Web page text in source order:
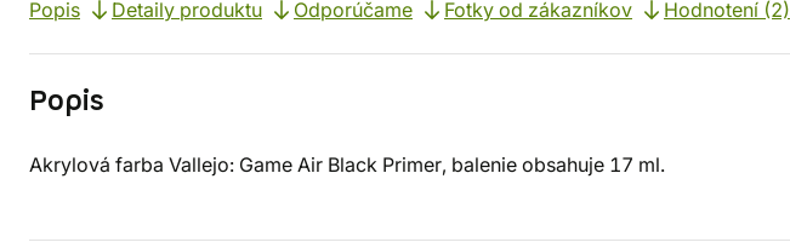
Popis Detaily produktu Odporúčame Fotky od zákazníkov Hodnotení (2)
Popis
Akrylová farba Vallejo: Game Air Black Primer, balenie obsahuje 17 ml.